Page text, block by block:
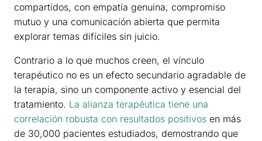
compartidos, con empatía genuina, compromiso
mutuo y una comunicación abierta que permita
explorar temas difíciles sin juicio.
Contrario a lo que muchos creen, el vínculo
terapéutico no es un efecto secundario agradable de
la terapia, sino un componente activo y esencial del
tratamiento. La alianza terapéutica tiene una
correlación robusta con resultados positivos en más
de 30,000 pacientes estudiados, demostrando que